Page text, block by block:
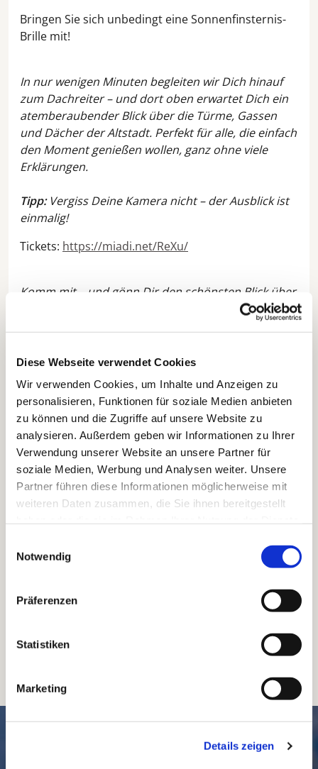
Diese Webseite verwendet Cookies
Wir verwenden Cookies, um Inhalte und Anzeigen zu
personalisieren, Funktionen für soziale Medien anbieten
zu können und die Zugriffe auf unsere Website zu
analysieren. Außerdem geben wir Informationen zu Ihrer
Verwendung unserer Website an unsere Partner für
soziale Medien, Werbung und Analysen weiter. Unsere
Partner führen diese Informationen möglicherweise mit
weiteren Daten zusammen, die Sie ihnen bereitgestellt
Notwendig
Präferenzen
Statistiken
Marketing
Details zeigen
Bringen Sie sich unbedingt eine Sonnenfinsternis-
Brille mit!
In nur wenigen Minuten begleiten wir Dich hinauf
zum Dachreiter – und dort oben erwartet Dich ein
atemberaubender Blick über die Türme, Gassen
und Dächer der Altstadt. Perfekt für alle, die einfach
den Moment genießen wollen, ganz ohne viele
Erklärungen.
Tipp:Vergiss Deine Kamera nicht – der Ausblick ist
einmalig!
Tickets: https://miadi.net/ReXu/
Komm mit – und gönn Dir den schönsten Blick über
Mindestalter: Grundschulalter. Bitte beachte
Treffpunkt vor dem Haupteingang der Kirche